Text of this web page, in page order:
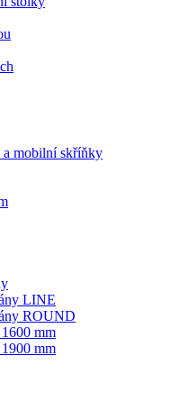
mobilní skříňky
LINE
ROUND
mm
mm